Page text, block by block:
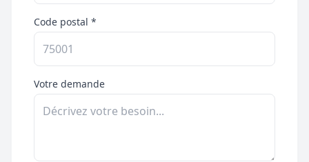
Code postal *
Votre demande